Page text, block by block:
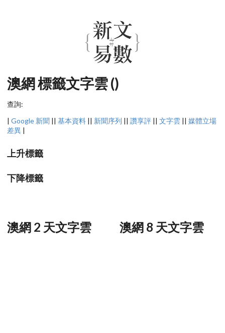
澳網 標籤文字雲 ()
查詢:
| Google 新聞 || 基本資料 || 新聞序列 || 讚享評 || 文字雲 || 媒體立場
差異 |
上升標籤
下降標籤
澳網 2 天文字雲 澳網 8 天文字雲